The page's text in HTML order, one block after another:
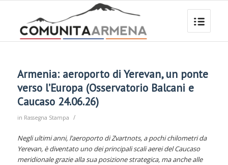
Armenia: aeroporto di Yerevan, un ponte
verso l’Europa (Osservatorio Balcani e
Caucaso 24.06.26)
in Rassegna Stampa /
Negli ultimi anni, l’aeroporto di Zvartnots, a pochi chilometri da
Yerevan, è diventato uno dei principali scali aerei del Caucaso
meridionale grazie alla sua posizione strategica, ma anche alle